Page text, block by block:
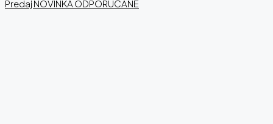
Predaj NOVINKA ODPORÚČANÉ